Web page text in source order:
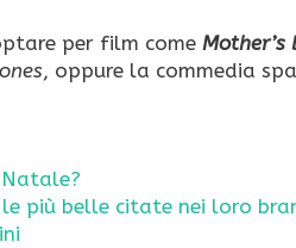
per film come Mother’s
, oppure la commedia
più belle citate nei loro